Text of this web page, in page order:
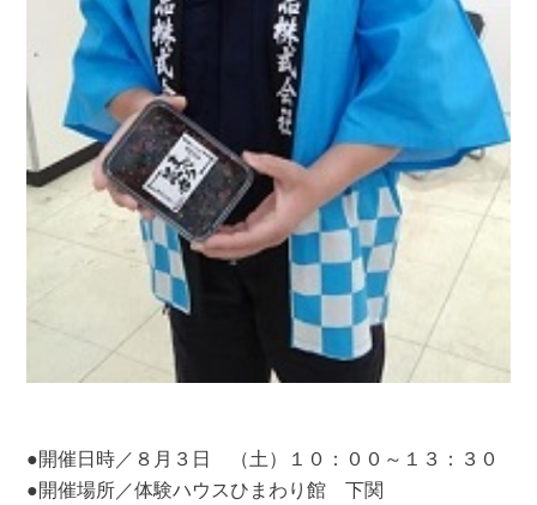
●開催日時／８月３日 （土）１０：００～１３：３０
●開催場所／体験ハウスひまわり館 下関